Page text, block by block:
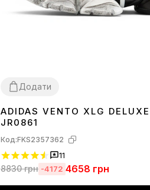
Додати
36 3738 39 4041424344
ADIDAS VENTO XLG
JR0861
Код:FKS2357362
11
8830грн -4172 4658 грн